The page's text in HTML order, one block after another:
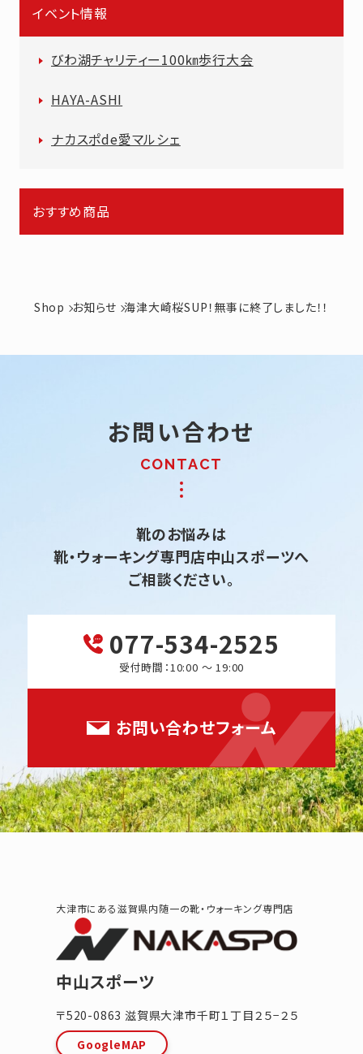
イベント情報
びわ湖チャリティー100㎞歩行大会
HAYA-ASHI
ナカスポde愛マルシェ
おすすめ商品
Shop お知らせ 海津大崎桜SUP！無事に終了しました！！
お問い合わせ
靴のお悩みは
靴・ウォーキング専門店中山スポーツへ
ご相談ください。
077-534-2525
受付時間：10:00 ～ 19:00
お問い合わせフォーム
大津市にある滋賀県内随一の靴・ウォーキング専門店
中山スポーツ
〒520-0863 滋賀県大津市千町１丁目２５−２５
GoogleMAP